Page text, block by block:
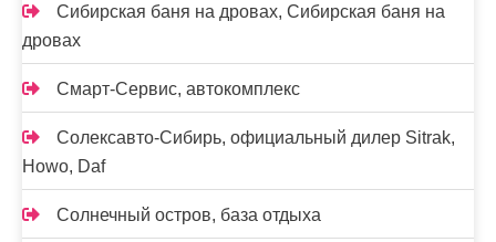
Сибирская баня на дровах, Сибирская баня на
дровах
Смарт-Сервис, автокомплекс
Солексавто-Сибирь, официальный дилер Sitrak,
Howo, Daf
Солнечный остров, база отдыха